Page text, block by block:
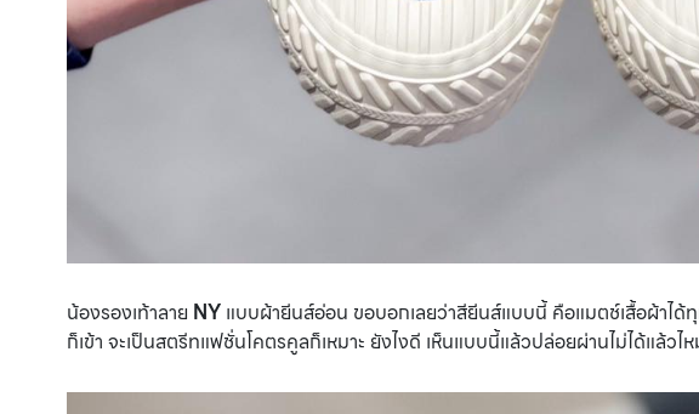
น้องรองเท้าลาย NY แบบผ้ายีนส์อ่อน ขอบอกเลยว่าสียีนส์แบบนี้ คือแมตช์เสื้อผ้าได้
ก็เข้า จะเป็นสตรีทแฟชั่นโคตรคูลก็เหมาะ ยังไงดี เห็นแบบนี้แล้วปล่อยผ่านไม่ได้แล้ว